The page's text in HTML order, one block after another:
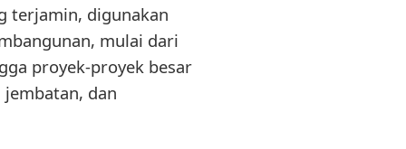
terjamin, digunakan
mulai dari
proyek-proyek besar
dan